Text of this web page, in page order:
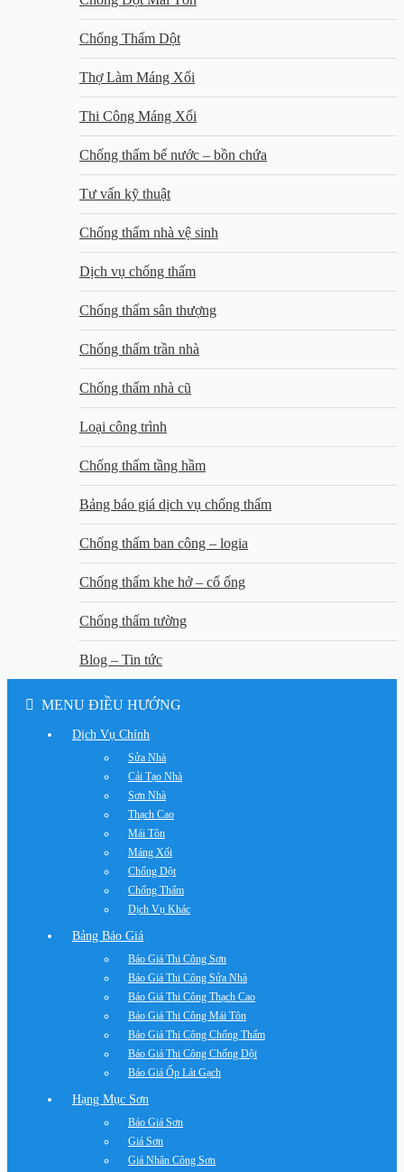
Chống Thấm Dột
Thợ Làm Máng Xối
Thi Công Máng Xối
Chống thấm bể nước – bồn chứa
Tư vấn kỹ thuật
Chống thấm nhà vệ sinh
Dịch vụ chống thấm
Chống thấm sân thượng
Chống thấm trần nhà
Chống thấm nhà cũ
Loại công trình
Chống thấm tầng hầm
Bảng báo giá dịch vụ chống thấm
Chống thấm ban công – logia
Chống thấm khe hở – cổ ống
Chống thấm tường
Blog – Tin tức
MENU ĐIỀU HƯỚNG
Dịch Vụ Chính
Sửa Nhà
Cải Tạo Nhà
Sơn Nhà
Thạch Cao
Mái Tôn
Máng Xối
Chống Dột
Chống Thấm
Dịch Vụ Khác
Bảng Báo Giá
Báo Giá Thi Công Sơn
Báo Giá Thi Công Sửa Nhà
Báo Giá Thi Công Thạch Cao
Báo Giá Thi Công Mái Tôn
Báo Giá Thi Công Chống Thấm
Báo Giá Thi Công Chống Dột
Báo Giá Ốp Lát Gạch
Hạng Mục Sơn
Báo Giá Sơn
Giá Sơn
Giá Nhân Công Sơn